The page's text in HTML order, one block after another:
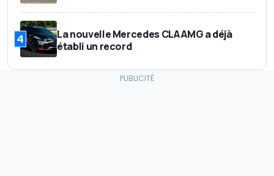
4
La nouvelle Mercedes CLA AMG a déjà
établi un record